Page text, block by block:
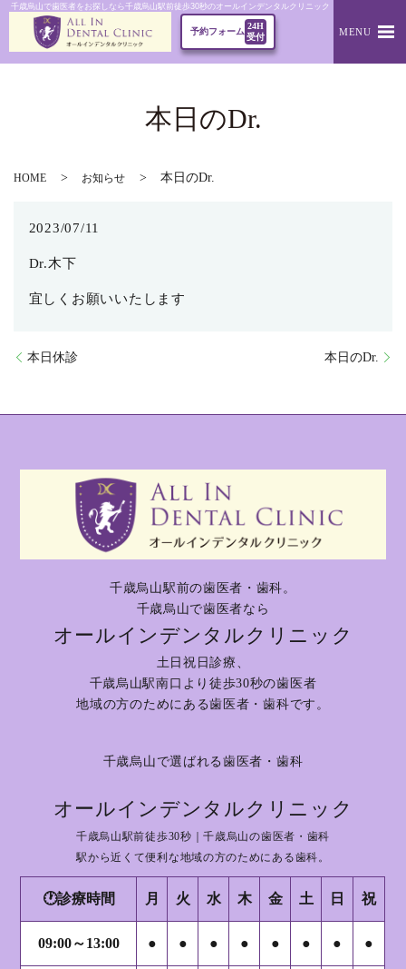
千歳烏山で歯医者をお探しなら千歳烏山駅前徒歩30秒のオールインデンタルクリニック｜本日のDr.
予約フォーム
24H
受付
MENU
本日のDr.
HOME お知らせ 本日のDr.
2023/07/11
Dr.木下
宜しくお願いいたします
本日休診 本日のDr.
千歳烏山駅前の歯医者・歯科。
千歳烏山で歯医者なら
オールインデンタルクリニック
土日祝日診療、
千歳烏山駅南口より徒歩30秒の歯医者
地域の方のためにある歯医者・歯科です。
千歳烏山で選ばれる歯医者・歯科
オールインデンタルクリニック
千歳烏山駅前徒歩30秒｜千歳烏山の歯医者・歯科
駅から近くて便利な地域の方のためにある歯科。
🕐診療時間 月 火 水 木 金 土 日 祝
09:00～13:00 ● ● ● ● ● ● ● ●